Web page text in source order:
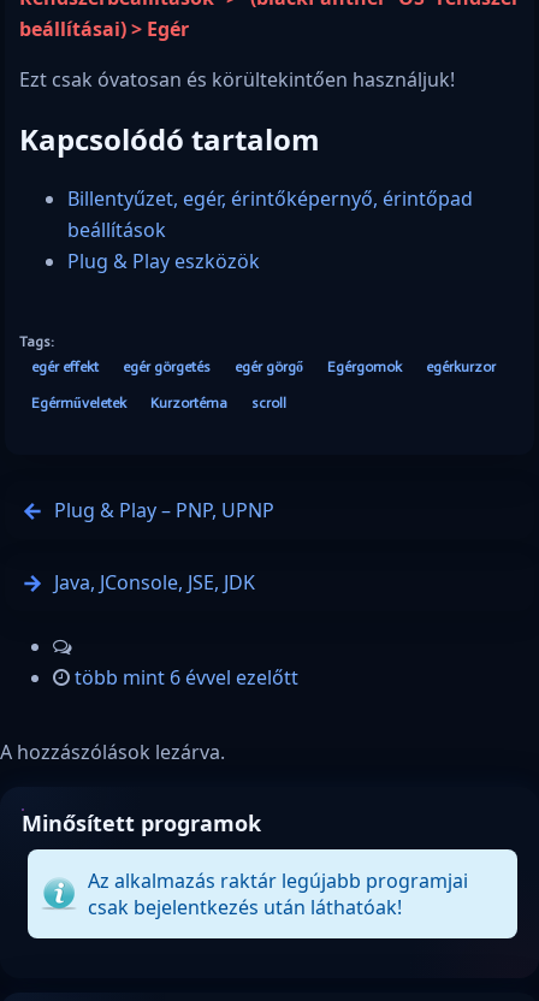
beállításai) > Egér
Ezt csak óvatosan és körültekintően használjuk!
Kapcsolódó tartalom
Billentyűzet, egér, érintőképernyő, érintőpad
beállítások
Plug & Play eszközök
Tags:
egér effekt
egér görgetés egér görgő Egérgomok egérkurzor
Egérműveletek Kurzortéma scroll
Plug & Play – PNP, UPNP
Java, JConsole, JSE, JDK
több mint 6 évvel ezelőtt
A hozzászólások lezárva.
Minősített programok
Az alkalmazás raktár legújabb programjai
csak bejelentkezés után láthatóak!